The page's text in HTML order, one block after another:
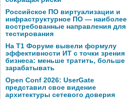
Российское ПО виртуализации и
инфраструктурное ПО — наиболее
востребованные направления для
тестирования
На Т1 Форуме вывели формулу
эффективности ИТ с точки зрения
бизнеса: меньше тратить, больше
зарабатывать
Open Conf 2026: UserGate
представил свое видение
архитектуры сетевого доверия